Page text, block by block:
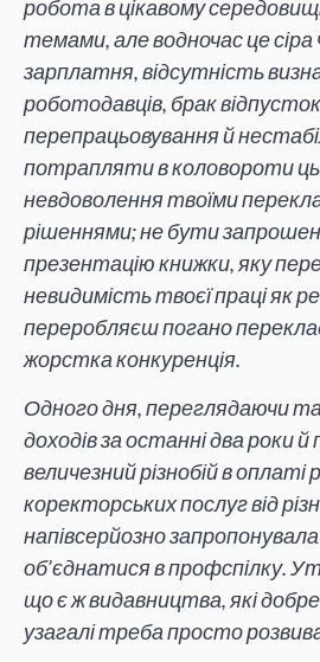
робота в цікавому
темами, але водночас це сіра
зарплатня, відсутність
роботодавців, брак
перепрацьовування й
потрапляти в коловороти
невдоволення твоїми
рішеннями; не бути
презентацію книжки, яку
невидимість твоєї праці як
переробляєш погано
жорстка конкуренція.
Одного дня, переглядаючи
доходів за останні два роки й
величезний різнобій в оплаті
коректорських послуг від
напівсерйозно запропонувала
об’єднатися в профспілку.
що є ж видавництва, які
узагалі треба просто